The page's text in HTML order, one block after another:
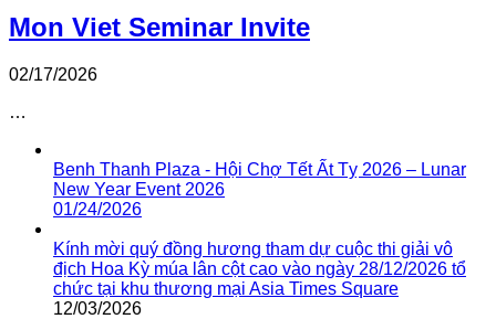
Mon Viet Seminar Invite
02/17/2026
…
Benh Thanh Plaza - Hội Chợ Tết Ất Tỵ 2026 – Lunar
New Year Event 2026
01/24/2026
Kính mời quý đồng hương tham dự cuộc thi giải vô
địch Hoa Kỳ múa lân cột cao vào ngày 28/12/2026 tổ
chức tại khu thương mại Asia Times Square
12/03/2026